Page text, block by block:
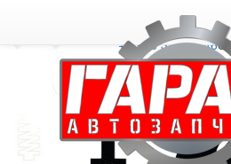
+7 906 377 46 46